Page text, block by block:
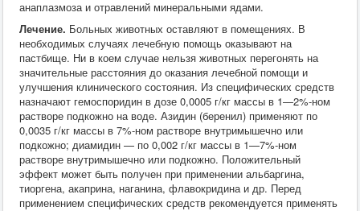
анаплазмоза и отравлений минеральными ядами.
Лечение. Больных животных оставляют в помещениях. В
необходимых случаях лечебную помощь оказывают на
пастбище. Ни в коем случае нельзя животных перегонять на
значительные расстояния до оказания лечебной помощи и
улучшения клинического состояния. Из специфических средств
назначают гемоспоридин в дозе 0,0005 г/кг массы в 1—2%-ном
растворе подкожно на воде. Азидин (беренил) применяют по
0,0035 г/кг массы в 7%-ном растворе внутримышечно или
подкожно; диамидин — по 0,002 г/кг массы в 1—7%-ном
растворе внутримышечно или подкожно. Положительный
эффект может быть получен при применении альбаргина,
тиоргена, акаприна, наганина, флавокридина и др. Перед
применением специфических средств рекомендуется применять